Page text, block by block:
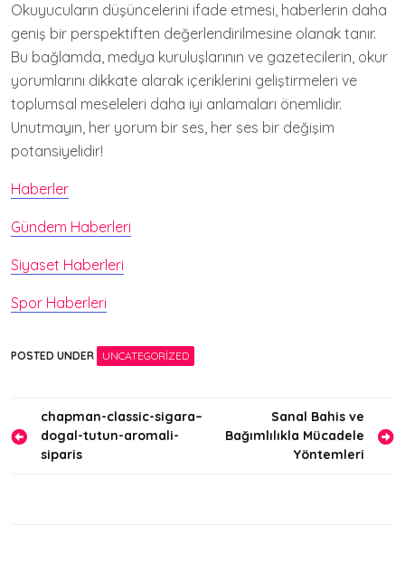
Okuyucuların düşüncelerini ifade etmesi, haberlerin daha
geniş bir perspektiften değerlendirilmesine olanak tanır.
Bu bağlamda, medya kuruluşlarının ve gazetecilerin, okur
yorumlarını dikkate alarak içeriklerini geliştirmeleri ve
toplumsal meseleleri daha iyi anlamaları önemlidir.
Unutmayın, her yorum bir ses, her ses bir değişim
potansiyelidir!
Haberler
Gündem Haberleri
Siyaset Haberleri
Spor Haberleri
POSTED UNDER UNCATEGORIZED
Yazı
gezinmesi
chapman-classic-sigara–
dogal-tutun-aromali-
siparis
Sanal Bahis ve
Bağımlılıkla Mücadele
Yöntemleri